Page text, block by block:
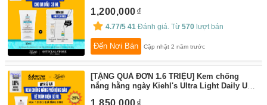
1,200,000
4.77/5 41 Đánh giá. Từ570 lượt bán
Đến Nơi Bán Cập nhật 2 năm trước
[TẶNG QUÀ ĐƠN 1.6 TRIỆU] Kem chống
nắng hằng ngày Kiehl's Ultra Light Daily UV